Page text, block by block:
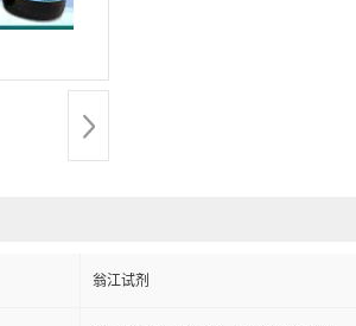
翁江试剂